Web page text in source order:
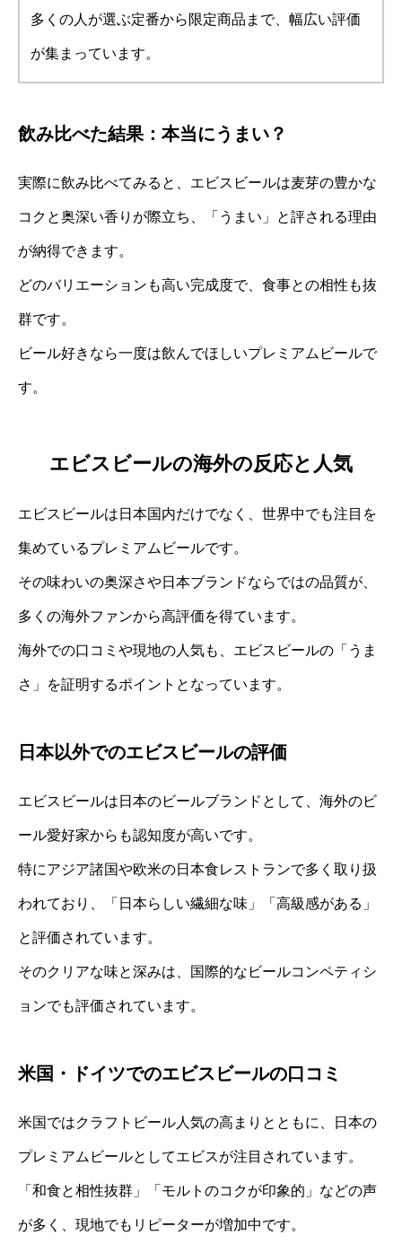
多くの人が選ぶ定番から限定商品まで、幅広い評価
が集まっています。
飲み比べた結果：本当にうまい？
実際に飲み比べてみると、エビスビールは麦芽の豊かな
コクと奥深い香りが際立ち、「うまい」と評される理由
が納得できます。
どのバリエーションも高い完成度で、食事との相性も抜
群です。
ビール好きなら一度は飲んでほしいプレミアムビールで
す。
エビスビールの海外の反応と人気
エビスビールは日本国内だけでなく、世界中でも注目を
集めているプレミアムビールです。
その味わいの奥深さや日本ブランドならではの品質が、
多くの海外ファンから高評価を得ています。
海外での口コミや現地の人気も、エビスビールの「うま
さ」を証明するポイントとなっています。
日本以外でのエビスビールの評価
エビスビールは日本のビールブランドとして、海外のビ
ール愛好家からも認知度が高いです。
特にアジア諸国や欧米の日本食レストランで多く取り扱
われており、「日本らしい繊細な味」「高級感がある」
と評価されています。
そのクリアな味と深みは、国際的なビールコンペティシ
ョンでも評価されています。
米国・ドイツでのエビスビールの口コミ
米国ではクラフトビール人気の高まりとともに、日本の
プレミアムビールとしてエビスが注目されています。
「和食と相性抜群」「モルトのコクが印象的」などの声
が多く、現地でもリピーターが増加中です。